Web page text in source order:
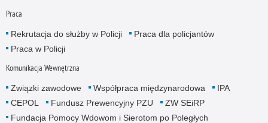
Praca
Rekrutacja do służby w Policji
Praca dla policjantów
Praca w Policji
Komunikacja Wewnętrzna
Związki zawodowe Współpraca międzynarodowa
IPA
CEPOL
Fundusz Prewencyjny PZU
ZW SEiRP
Fundacja Pomocy Wdowom i Sierotom po Poległych